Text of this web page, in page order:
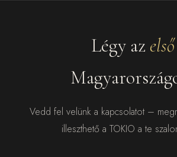
Légy az első
Vedd fel velünk a kapcsolatot –
illeszthető a TOKIO a te